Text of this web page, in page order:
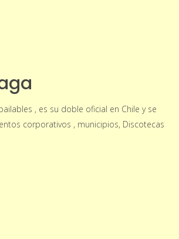
, es su doble oficial en Chile y se
corporativos , municipios, Discotecas